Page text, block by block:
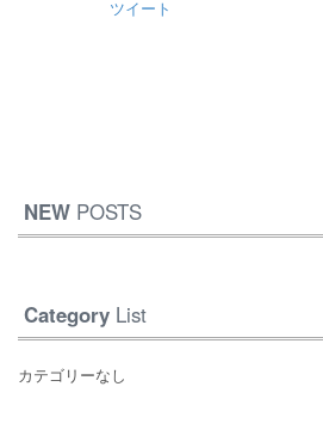
ツイート
NEW POSTS
Category List
カテゴリーなし